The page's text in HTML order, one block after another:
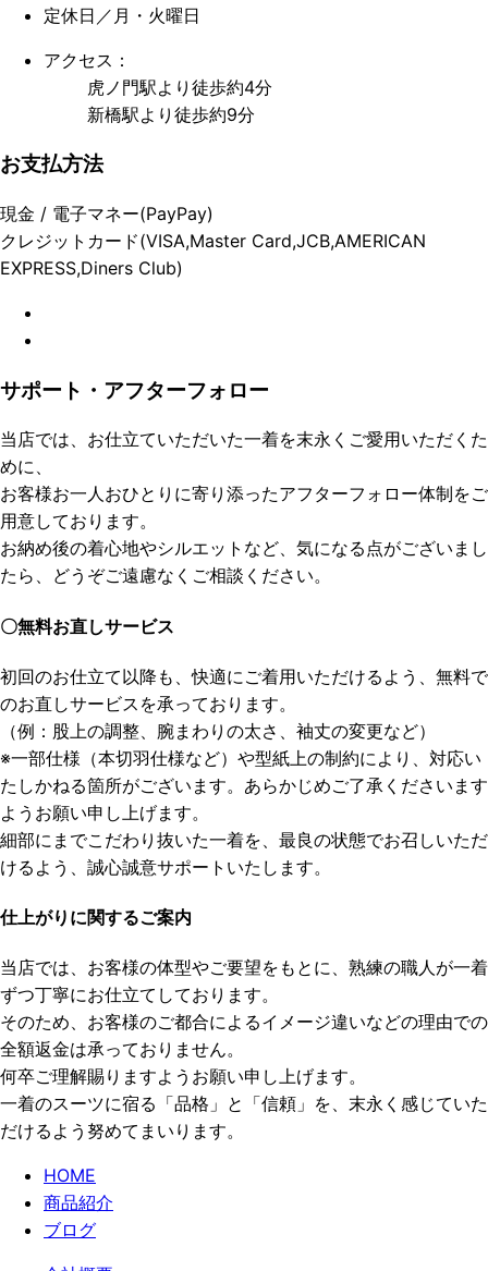
定休日／月・火曜日
アクセス：
虎ノ門駅より徒歩約4分
新橋駅より徒歩約9分
お支払方法
現金 / 電子マネー(PayPay)
クレジットカード(VISA,Master Card,JCB,AMERICAN
EXPRESS,Diners Club)
サポート・アフターフォロー
当店では、お仕立ていただいた一着を末永くご愛用いただくた
めに、
お客様お一人おひとりに寄り添ったアフターフォロー体制をご
用意しております。
お納め後の着心地やシルエットなど、気になる点がございまし
たら、どうぞご遠慮なくご相談ください。
〇無料お直しサービス
初回のお仕立て以降も、快適にご着用いただけるよう、無料で
のお直しサービスを承っております。
（例：股上の調整、腕まわりの太さ、袖丈の変更など）
※一部仕様（本切羽仕様など）や型紙上の制約により、対応い
たしかねる箇所がございます。あらかじめご了承くださいます
ようお願い申し上げます。
細部にまでこだわり抜いた一着を、最良の状態でお召しいただ
けるよう、誠心誠意サポートいたします。
仕上がりに関するご案内
当店では、お客様の体型やご要望をもとに、熟練の職人が一着
ずつ丁寧にお仕立てしております。
そのため、お客様のご都合によるイメージ違いなどの理由での
全額返金は承っておりません。
何卒ご理解賜りますようお願い申し上げます。
一着のスーツに宿る「品格」と「信頼」を、末永く感じていた
だけるよう努めてまいります。
HOME
商品紹介
ブログ